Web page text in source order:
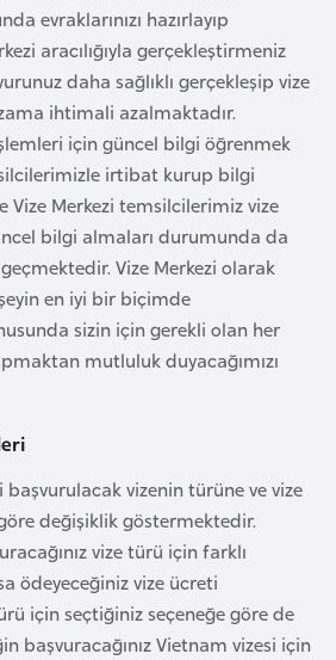
evraklarınızı hazırlayıp
aracılığıyla gerçekleştirmeniz
daha sağlıklı gerçekleşip vize
ihtimali azalmaktadır.
için güncel bilgi öğrenmek
irtibat kurup bilgi
Merkezi temsilcilerimiz vize
bilgi almaları durumunda da
Vize Merkezi olarak
en iyi bir biçimde
sizin için gerekli olan her
mutluluk duyacağımızı
vizenin türüne ve vize
değişiklik göstermektedir.
vize türü için farklı
ödeyeceğiniz vize ücreti
için seçtiğiniz seçeneğe göre de
başvuracağınız Vietnam vizesi için